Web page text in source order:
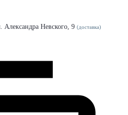
Александра Невского, 9 (доставка)